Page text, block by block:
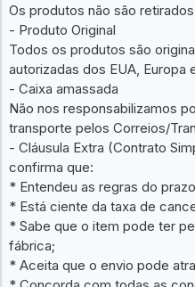
Os produtos não são
- Produto Original
Todos os produtos são
autorizadas dos EUA, Europa
- Caixa amassada
Não nos responsabilizamos
transporte pelos Correios/
- Cláusula Extra (Contrato
confirma que:
* Entendeu as regras do
* Está ciente da taxa de
* Sabe que o item pode ter
fábrica;
* Aceita que o envio pode